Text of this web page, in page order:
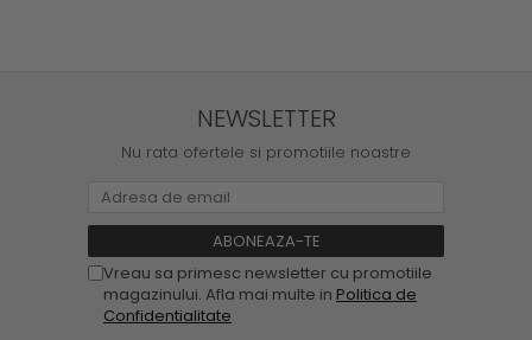
NEWSLETTER
Nu rata ofertele si promotiile noastre
Vreau sa primesc newsletter cu promotiile
magazinului. Afla mai multe in Politica de
Confidentialitate